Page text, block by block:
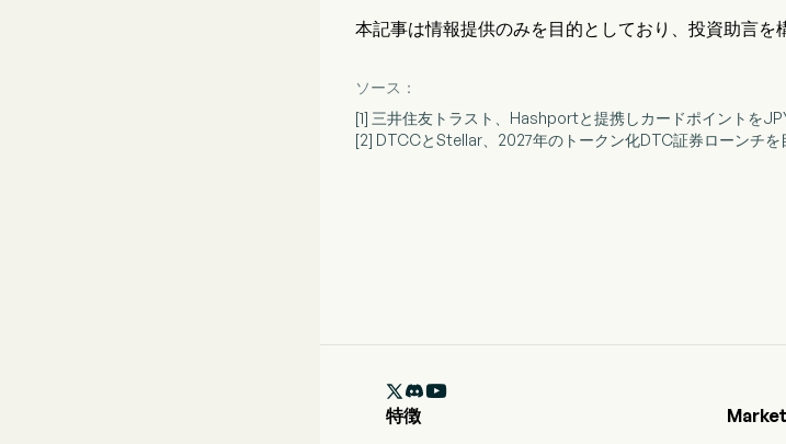
本記事は情報提供のみを目的としており、投資助言を
ソース：
[1] 三井住友トラスト、Hashportと提携しカードポイントを
[2] DTCCとStellar、2027年のトークン化DTC証券ローンチ

特徴